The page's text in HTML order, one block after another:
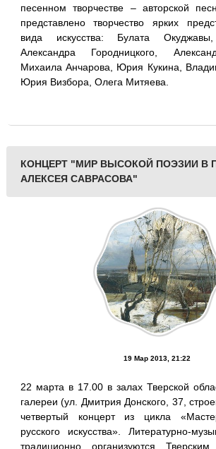
песенном творчестве – авторской
представлено творчество ярких
вида искусства: Булата
Александра Городницкого,
Михаила Анчарова, Юрия Кукина,
Юрия Визбора, Олега Митяева.
КОНЦЕРТ "МИР ВЫСОКОЙ ПОЭЗИИ В
АЛЕКСЕЯ САВРАСОВА"
19 Мар 2013, 21:22
22 марта в 17.00 в залах Тверской
галереи (ул. Дмитрия Донского, 37,
четвертый концерт из цикла
русского искусства». Литературно-
традиционно организуются Тверским